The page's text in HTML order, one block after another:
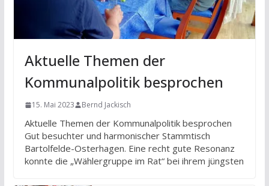
Aktuelle Themen der
Kommunalpolitik besprochen
15. Mai 2023 Bernd Jackisch
Aktuelle Themen der Kommunalpolitik besprochen
Gut besuchter und harmonischer Stammtisch
Bartolfelde-Osterhagen. Eine recht gute Resonanz
konnte die „Wählergruppe im Rat“ bei ihrem jüngsten